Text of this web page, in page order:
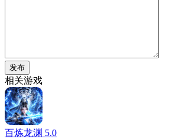
发布
相关游戏
百炼龙渊 5.0